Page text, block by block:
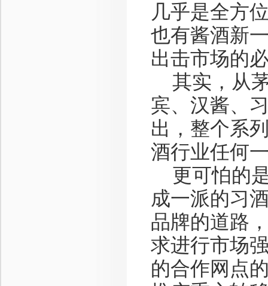
几乎是全方
也有酱酒新
出击市场的
其实，从
宾、汉酱、
出，整个系
酒行业任何
更可怕的
成一派的习
品牌的道路
求进行市场
的合作网点